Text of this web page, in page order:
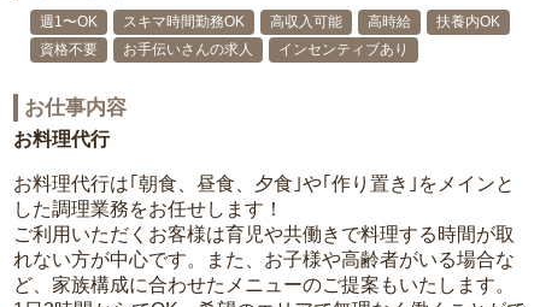
週1〜OK スキマ時間勤務OK 高収入可能 高時給
扶養内OK
資格不要
お手伝いさんの求人 インセンティブあり
お仕事内容
お料理代行
お料理代行は｢朝食、昼食、夕食｣や｢作り置き｣をメインと
した調理業務をお任せします！
ご利用いただくお客様は育児や共働きで料理する時間が取
れない方が中心です。また、お子様や高齢者がいる場合な
ど、家族構成に合わせたメニューのご提案もいたします。